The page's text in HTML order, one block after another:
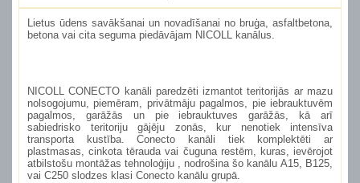
Lietus ūdens savākšanai un novadīšanai no bruģa, asfaltbetona,
betona vai cita seguma piedāvājam NICOLL kanālus.
NICOLL CONECTO kanāli paredzēti izmantot teritorijās ar mazu
nolsogojumu, piemēram, privātmāju pagalmos, pie iebrauktuvēm
pagalmos, garāžās un pie iebrauktuves garāžās, kā arī
sabiedrisko teritoriju gājēju zonās, kur nenotiek intensīva
transporta kustība. Conecto kanāli tiek komplektēti ar
plastmasas, cinkota tērauda vai čuguna restēm, kuras, ievērojot
atbilstošu montāžas tehnoloģiju , nodrošina šo kanālu A15, B125,
vai C250 slodzes klasi Conecto kanālu grupā.